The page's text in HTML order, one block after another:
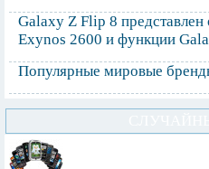
Galaxy Z Flip 8
Exynos 2600 и функции
Популярные мировые